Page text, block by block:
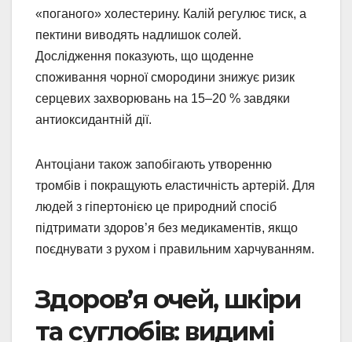
«поганого» холестерину. Калій регулює тиск, а
пектини виводять надлишок солей.
Дослідження показують, що щоденне
споживання чорної смородини знижує ризик
серцевих захворювань на 15–20 % завдяки
антиоксидантній дії.
Антоціани також запобігають утворенню
тромбів і покращують еластичність артерій. Для
людей з гіпертонією це природний спосіб
підтримати здоров’я без медикаментів, якщо
поєднувати з рухом і правильним харчуванням.
Здоров’я очей, шкіри
та суглобів: видимі